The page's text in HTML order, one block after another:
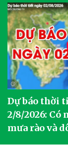
Dự báo thời
2/8/2026: Có
mưa rào và